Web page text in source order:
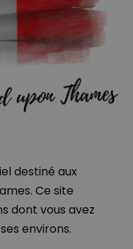
destiné aux
Ce site
dont vous avez
environs.